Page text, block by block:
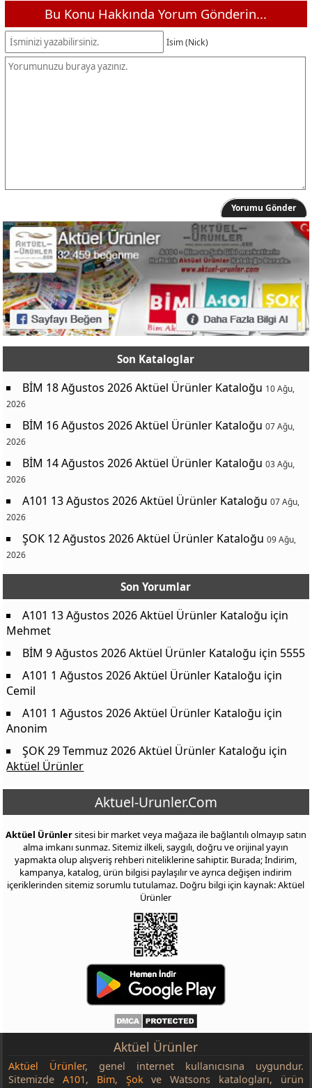
Bu Konu Hakkında Yorum Gönderin...
İsim (Nick)
Yorumu Gönder
Son Kataloglar
BİM 18 Ağustos 2026 Aktüel Ürünler Kataloğu 10 Ağu,
2026
BİM 16 Ağustos 2026 Aktüel Ürünler Kataloğu 07 Ağu,
2026
BİM 14 Ağustos 2026 Aktüel Ürünler Kataloğu 03 Ağu,
2026
A101 13 Ağustos 2026 Aktüel Ürünler Kataloğu 07 Ağu,
2026
ŞOK 12 Ağustos 2026 Aktüel Ürünler Kataloğu 09 Ağu,
2026
Son Yorumlar
A101 13 Ağustos 2026 Aktüel Ürünler Kataloğu için
Mehmet
BİM 9 Ağustos 2026 Aktüel Ürünler Kataloğu için 5555
A101 1 Ağustos 2026 Aktüel Ürünler Kataloğu için
Cemil
A101 1 Ağustos 2026 Aktüel Ürünler Kataloğu için
Anonim
ŞOK 29 Temmuz 2026 Aktüel Ürünler Kataloğu için
Aktüel Ürünler
Aktuel-Urunler.Com
Aktüel Ürünlersitesi bir market veya mağaza ile bağlantılı olmayıp satın
alma imkanı sunmaz. Sitemiz ilkeli, saygılı, doğru ve orijinal yayın
yapmakta olup alışveriş rehberi niteliklerine sahiptir. Burada; İndirim,
kampanya, katalog, ürün bilgisi paylaşılır ve ayrıca değişen indirim
içeriklerinden sitemiz sorumlu tutulamaz. Doğru bilgi için kaynak: Aktüel
Ürünler
Aktüel Ürünler
Aktüel Ürünler, genel internet kullanıcısına uygundur.
SitemizdeA101, Bim, Şokve Watsons katalogları, ürün